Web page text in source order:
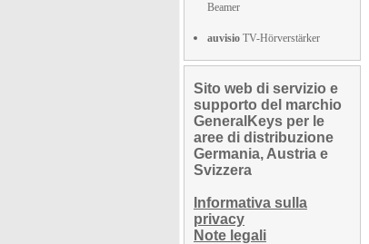
Beamer
auvisio TV-Hörverstärker
Sito web di servizio e
supporto del marchio
GeneralKeys per le
aree di distribuzione
Germania, Austria e
Svizzera
Informativa sulla
privacy
Note legali